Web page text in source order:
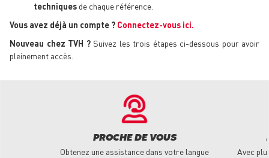
techniques de chaque référence.
Vous avez déjà un compte ? Connectez-vous ici.
Nouveau chez TVH ?Suivez les trois étapes ci-dessous pour avoir
pleinement accès.
PROCHE DE VOUS
Obtenez une assistance dans votre langue
Avec